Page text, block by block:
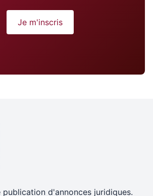
Je m'inscris
d'annonces juridiques.